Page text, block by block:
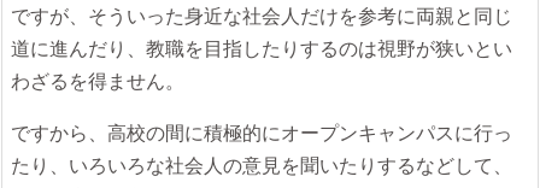
ですが、そういった身近な社会人だけを参考に両親と同じ
道に進んだり、教職を目指したりするのは視野が狭いとい
わざるを得ません。
ですから、高校の間に積極的にオープンキャンパスに行っ
たり、いろいろな社会人の意見を聞いたりするなどして、